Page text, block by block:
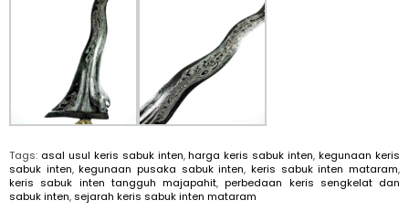
Tags: asal usul keris sabuk inten,harga keris sabuk inten,kegunaan keris
sabuk inten,kegunaan pusaka sabuk inten,keris sabuk inten mataram,
keris sabuk inten tangguh majapahit,perbedaan keris sengkelat dan
sabuk inten,sejarah keris sabuk inten mataram